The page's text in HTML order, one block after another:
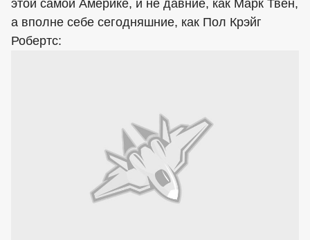
этой самой Америке, и не давние, как Марк Твен,
а вполне себе сегодняшние, как Пол Крэйг
Робертс: